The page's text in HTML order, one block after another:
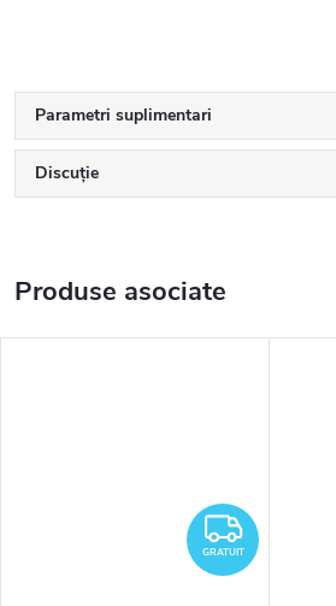
Parametri suplimentari
Discuţie
Produse asociate
GRATUIT
GRATUIT